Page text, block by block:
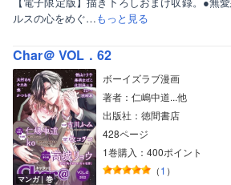
ルスの心をめぐ…もっと見る
Char＠ VOL．62
マンガ｜巻
ボーイズラブ漫画
著者：仁嶋中道...他
出版社：徳間書店
428ページ
1巻購入：400ポイント
（1 ）